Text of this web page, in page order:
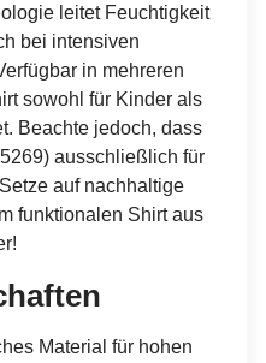
leitet Feuchtigkeit
bei intensiven
in mehreren
sowohl für Kinder als
Beachte jedoch, dass
ausschließlich für
auf nachhaltige
funktionalen Shirt aus
Material für hohen